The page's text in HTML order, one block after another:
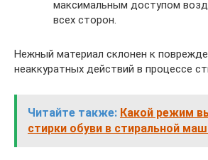
максимальным доступом
всех сторон.
Нежный материал склонен к
неаккуратных действий в процессе
Читайте также: Какой режим
стирки обуви в стиральной